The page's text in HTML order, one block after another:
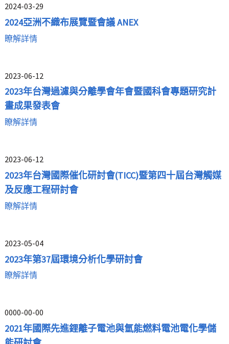
2024-03-29
2024亞洲不織布展覽暨會議 ANEX
瞭解詳情
2023-06-12
2023年台灣過濾與分離學會年會暨國科會專題研究計
畫成果發表會
瞭解詳情
2023-06-12
2023年台灣國際催化研討會(TICC)暨第四十屆台灣觸媒
及反應工程研討會
瞭解詳情
2023-05-04
2023年第37屆環境分析化學研討會
瞭解詳情
0000-00-00
2021年國際先進鋰離子電池與氫能燃料電池電化學儲